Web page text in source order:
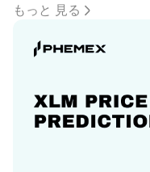
もっと 見る